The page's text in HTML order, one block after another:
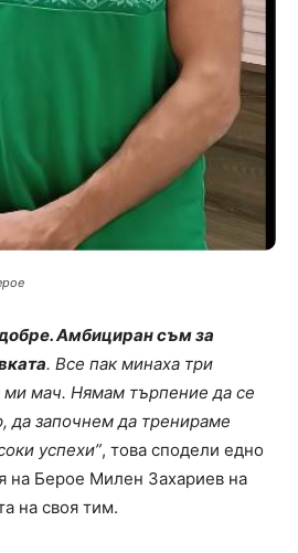
Амбициран съм за
. Все пак минаха три
ми мач. Нямам търпение да се
да започнем да тренираме
успехи”, това сподели едно
на Берое Милен Захариев на
на своя тим.